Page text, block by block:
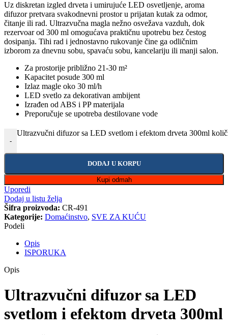
Uz diskretan izgled drveta i umirujuće LED osvetljenje, aroma
difuzor pretvara svakodnevni prostor u prijatan kutak za odmor,
čitanje ili rad. Ultrazvučna magla nežno osvežava vazduh, dok
rezervoar od 300 ml omogućava praktičnu upotrebu bez čestog
dosipanja. Tihi rad i jednostavno rukovanje čine ga odličnim
izborom za dnevnu sobu, spavaću sobu, kancelariju ili manji salon.
Za prostorije približno 21-30 m²
Kapacitet posude 300 ml
Izlaz magle oko 30 ml/h
LED svetlo za dekorativan ambijent
Izrađen od ABS i PP materijala
Preporučuje se upotreba destilovane vode
-
Ultrazvučni difuzor sa LED svetlom i efektom drveta 300ml
DODAJ U KORPU
Kupi odmah
Uporedi
Dodaj u listu želja
Šifra proizvoda: CR-491
Kategorije: Domaćinstvo, SVE ZA KUĆU
Podeli
Opis
ISPORUKA
Opis
Ultrazvučni difuzor sa LED
svetlom i efektom drveta 300ml